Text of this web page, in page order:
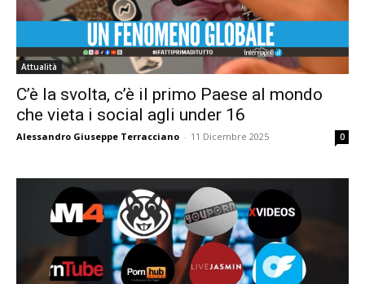
Attualità
C’è la svolta, c’è il primo Paese al mondo
che vieta i social agli under 16
Alessandro Giuseppe Terracciano - 11 Dicembre 2025 0